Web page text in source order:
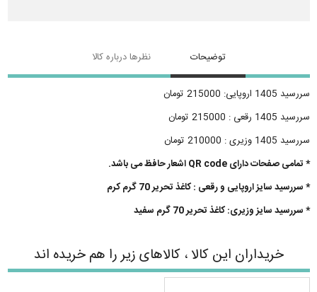
توضیحات نظرها درباره کالا
سررسید 1405 اروپایی: 215000 تومان
سررسید 1405 رقعی : 215000 تومان
سررسید 1405 وزیری : 210000 تومان
* تمامی صفحات دارای QR code اشعار حافظ می باشد.
* سررسید سایز اروپایی و رقعی : کاغذ تحریر 70 گرم کرم
* سررسید سایز وزیری: کاغذ تحریر 70 گرم سفید
خریداران این کالا ، کالاهای زیر را هم خریده اند